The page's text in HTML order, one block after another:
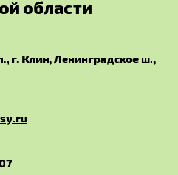
ой области
г. Клин, Ленинградское ш.,